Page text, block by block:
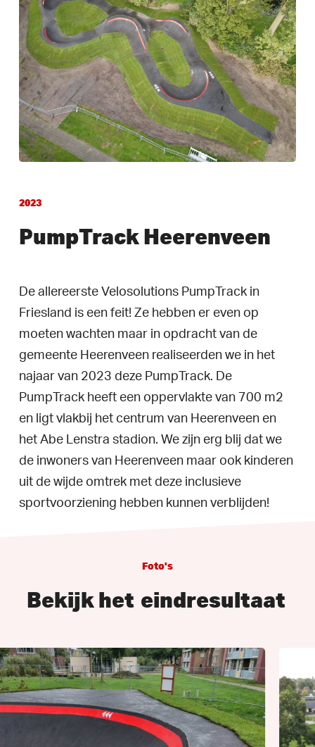
2023
PumpTrack Heerenveen
De allereerste Velosolutions PumpTrack in
Friesland is een feit! Ze hebben er even op
moeten wachten maar in opdracht van de
gemeente Heerenveen realiseerden we in het
najaar van 2023 deze PumpTrack. De
PumpTrack heeft een oppervlakte van 700 m2
en ligt vlakbij het centrum van Heerenveen en
het Abe Lenstra stadion. We zijn erg blij dat we
de inwoners van Heerenveen maar ook kinderen
uit de wijde omtrek met deze inclusieve
sportvoorziening hebben kunnen verblijden!
Foto's
Bekijk het eindresultaat